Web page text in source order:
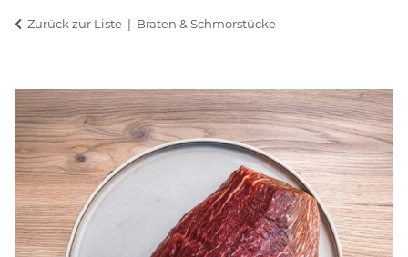
Zurück zur Liste Braten & Schmorstücke